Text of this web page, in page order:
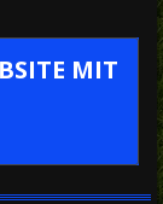
MIT